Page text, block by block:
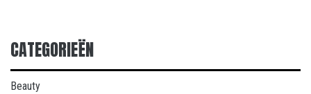
CATEGORIEËN
Beauty